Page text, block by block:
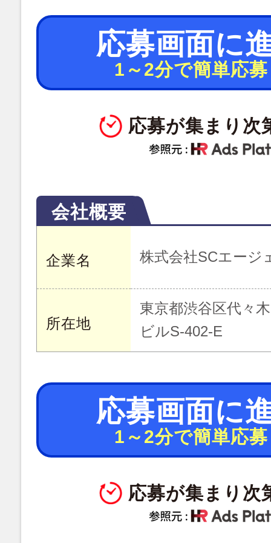
応募画面に
1～2分で簡単応
応募が集まり次
会社概要
企業名 株式会社SCエージ
所在地
東京都渋谷区代々
ビルS-402-E
応募画面に
1～2分で簡単応
応募が集まり次